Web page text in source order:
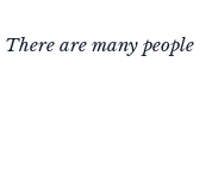
There are many people